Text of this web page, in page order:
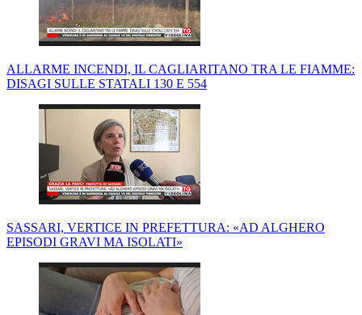
ALLARME INCENDI, IL CAGLIARITANO TRA LE FIAMME:
DISAGI SULLE STATALI 130 E 554
SASSARI, VERTICE IN PREFETTURA: «AD ALGHERO
EPISODI GRAVI MA ISOLATI»